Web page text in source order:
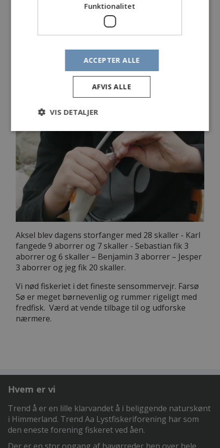
Aksel blev dagens storfanger med 28 skaller - Karl
fangede 9 aborrer og 7 skaller - Sebastian fik 3
aborrer og 6 skaller – Benjamin 3 aborrer – Jesper
3 aborrer og jeg fik 20 skaller.
Vi nød fiskeriet i det fineste sensommervejr. Farsø
Sø er meget børnevenlig og rummer rigeligt med
fredfisk. Værd at vende tilbage til og udforske
nærmere.
Hvem er vi
Trend å er en lille klarvandet å i beliggende naturskønt
i Himmerland. Trend Aa Lystfiskeriforening har som
den eneste forening fiskeret ved åen.
Funktionalitet
ACCEPTER ALLE
AFVIS ALLE
VIS DETALJER